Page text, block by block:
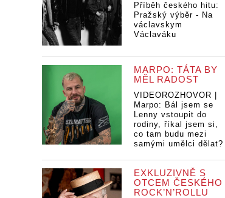
Příběh českého hitu:
Pražský výběr - Na
václavskym
Václaváku
MARPO: TÁTA BY
MĚL RADOST
VIDEOROZHOVOR |
Marpo: Bál jsem se
Lenny vstoupit do
rodiny, říkal jsem si,
co tam budu mezi
samými umělci dělat?
EXKLUZIVNĚ S
OTCEM ČESKÉHO
ROCK’N’ROLLU